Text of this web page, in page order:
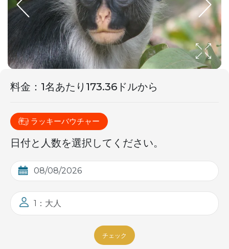
料金 ： 1名あたり173.36ドルから
ラッキーバウチャー
日付と人数を選択してください。
1：大人
チェック